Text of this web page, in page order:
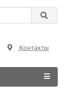
Контакты